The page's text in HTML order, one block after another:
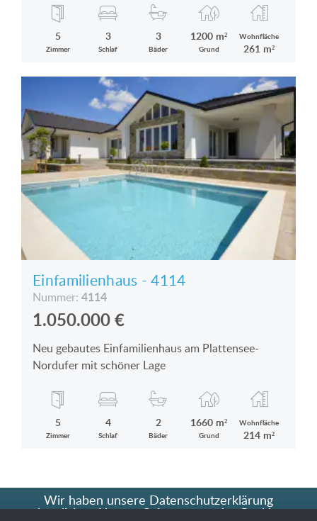
5
Zimmer
3
Schlaf
3
Bäder
1200 m²
Grund
Wohnfläche
261 m²
Einfamilienhaus - 4114
Nummer: 4114
1.050.000€
Neu gebautes Einfamilienhaus am Plattensee-
Nordufer mit schöner Lage
5
Zimmer
4
Schlaf
2
Bäder
1660 m²
Grund
Wohnfläche
214 m²
Wir haben unsere Datenschutzerklärung
aktualisiert. Unsere Seite verwendet Cookies.